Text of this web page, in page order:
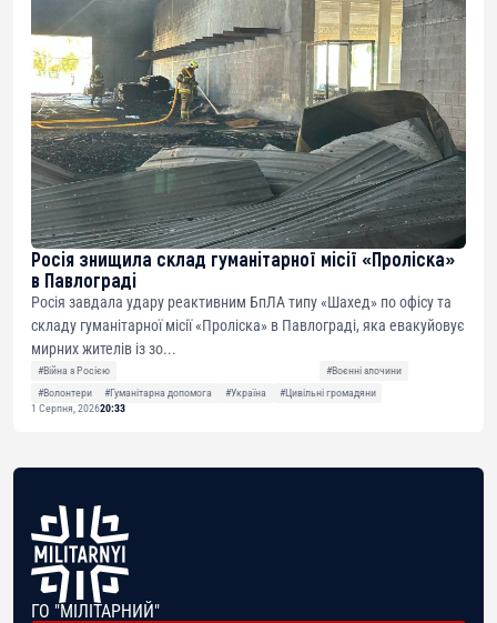
Росія знищила склад гуманітарної місії «Проліска»
в Павлограді
Росія завдала удару реактивним БпЛА типу «Шахед» по офісу та
складу гуманітарної місії «Проліска» в Павлограді, яка евакуйовує
мирних жителів із зо...
#Війна з Росією
#Воєнні злочини
#Волонтери
#Гуманітарна допомога #Україна
#Цивільні громадяни
1 Серпня, 202620:33
ГО "МІЛІТАРНИЙ"